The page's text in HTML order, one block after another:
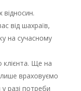
відносин.
від шахраїв,
на сучасному
клієнта. Ще на
лише враховуємо
разі потреби